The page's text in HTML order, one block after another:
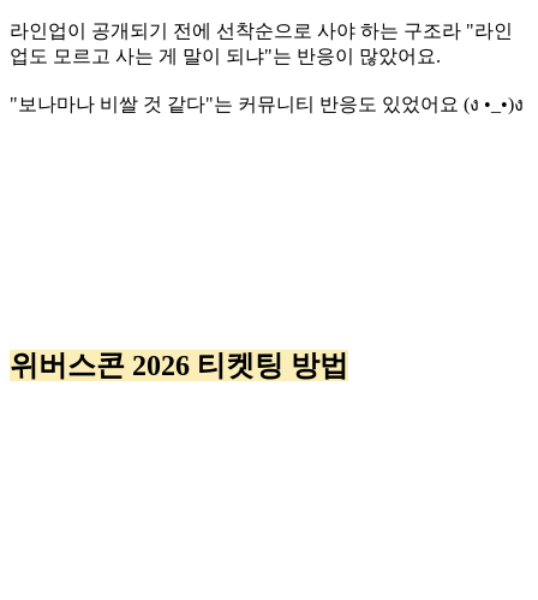
라인업이 공개되기 전에 선착순으로 사야 하는 구조라 "라인
업도 모르고 사는 게 말이 되냐"는 반응이 많았어요.
"보나마나 비쌀 것 같다"는 커뮤니티 반응도 있었어요 (ง •_•)ง
위버스콘 2026 티켓팅 방법